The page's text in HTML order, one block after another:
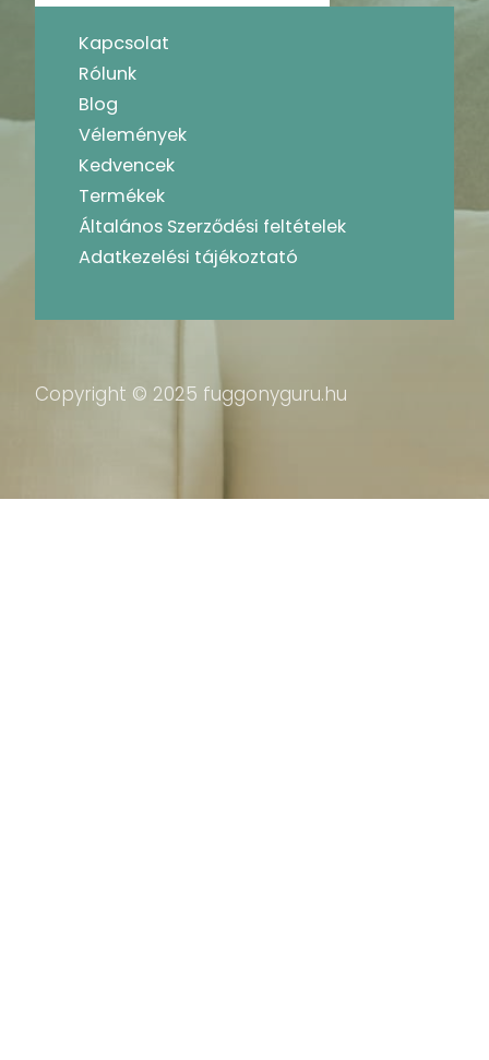
Kapcsolat
Rólunk
Blog
Vélemények
Kedvencek
Termékek
Általános Szerződési feltételek
Adatkezelési tájékoztató
Copyright © 2025 fuggonyguru.hu